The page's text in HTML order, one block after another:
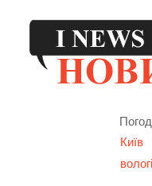
Київ